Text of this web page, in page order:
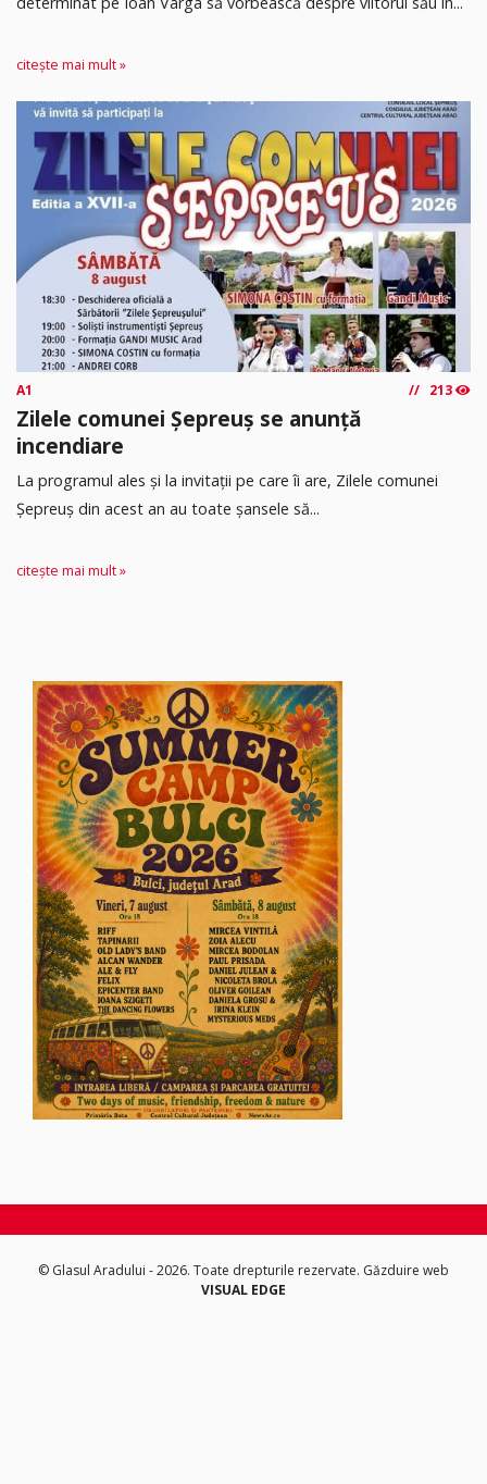
citește mai mult »
A1 213
Zilele comunei Șepreuș se anunță
incendiare
La programul ales și la invitații pe care îi are, Zilele comunei
Șepreuș din acest an au toate șansele să...
citește mai mult »
© Glasul Aradului - 2026. Toate drepturile rezervate. Găzduire web
VISUAL EDGE